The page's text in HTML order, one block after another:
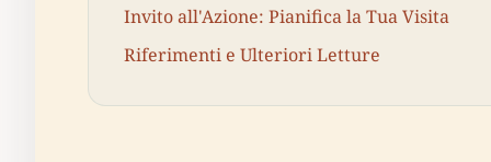
Invito all'Azione: Pianifica la Tua Visita
Riferimenti e Ulteriori Letture